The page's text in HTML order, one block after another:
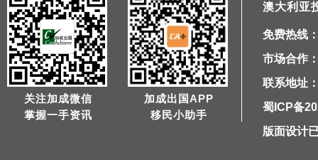
关注加成微信
掌握一手资讯
加成出国APP
移民小助手
澳大利亚
免费热线
市场合作
联系地址
蜀ICP备
版面设计